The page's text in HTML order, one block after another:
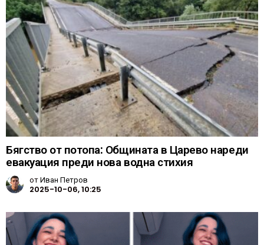
Бягство от потопа: Общината в Царево нареди
евакуация преди нова водна стихия
отИван Петров
2025-10-06, 10:25